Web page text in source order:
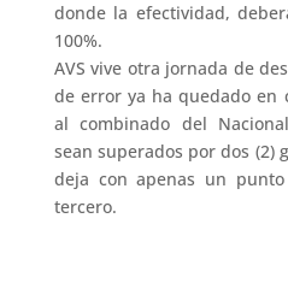
donde la efectividad,
100%.
AVS vive otra jornada de
de error ya ha quedado en
al combinado del
sean superados por dos (2)
deja con apenas un
tercero.